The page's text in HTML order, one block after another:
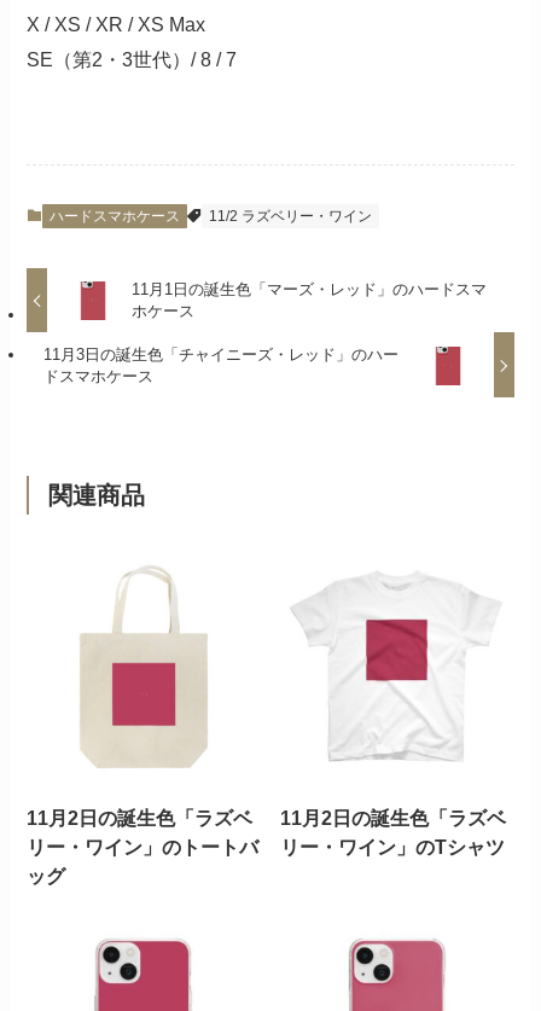
X / XS / XR / XS Max
SE（第2・3世代）/ 8 / 7
ハードスマホケース 11/2 ラズベリー・ワイン
11月1日の誕生色「マーズ・レッド」のハードスマ
ホケース
11月3日の誕生色「チャイニーズ・レッド」のハー
ドスマホケース
関連商品
11月2日の誕生色「ラズベ
リー・ワイン」のトートバ
ッグ
11月2日の誕生色「ラズベ
リー・ワイン」のTシャツ